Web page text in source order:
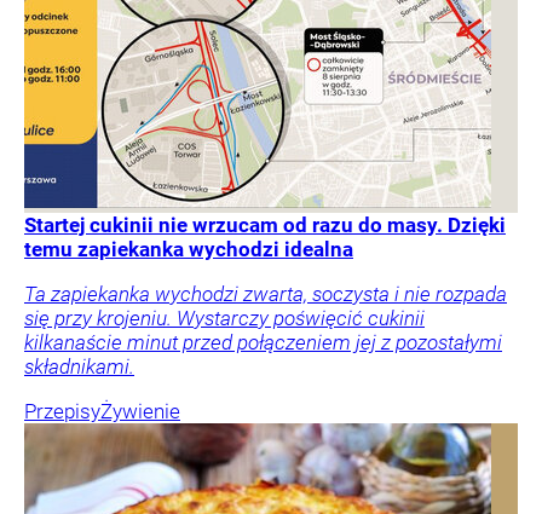
Startej cukinii nie wrzucam od razu do masy. Dzięki
temu zapiekanka wychodzi idealna
Ta zapiekanka wychodzi zwarta, soczysta i nie rozpada
się przy krojeniu. Wystarczy poświęcić cukinii
kilkanaście minut przed połączeniem jej z pozostałymi
składnikami.
PrzepisyŻywienie